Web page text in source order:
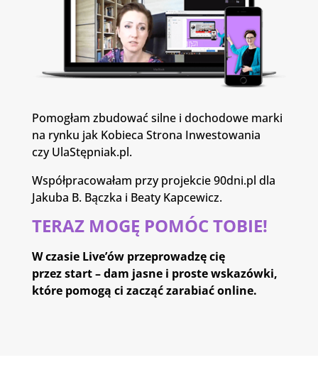
Pomogłam zbudować silne i dochodowe marki
na rynku jak Kobieca Strona Inwestowania
czy UlaStępniak.pl.
Współpracowałam przy projekcie 90dni.pl dla
Jakuba B. Bączka i Beaty Kapcewicz.
TERAZ MOGĘ POMÓC TOBIE!
W czasie Live’ów przeprowadzę cię
przez start – dam jasne i proste wskazówki,
które pomogą ci zacząć zarabiać online.